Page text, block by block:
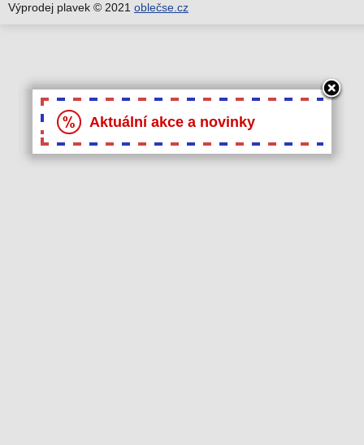
Výprodej plavek © 2021 oblečse.cz
Aktuální akce a novinky